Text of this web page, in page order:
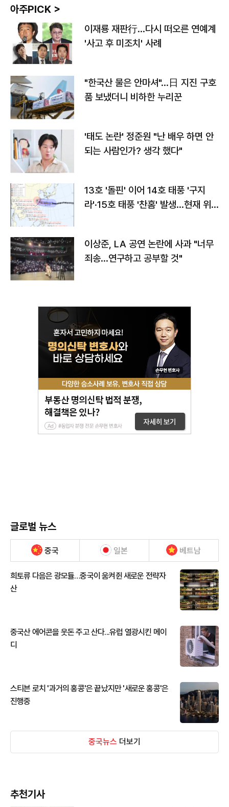
아주PICK >
이재룡 재판行…다시 떠오른 연예계
'사고 후 미조치' 사례
"한국산 물은 안마셔"…日 지진 구호
품 보냈더니 비하한 누리꾼
'태도 논란' 정준원 "난 배우 하면 안
되는 사람인가? 생각 했다"
13호 '돌핀' 이어 14호 태풍 '구지
라'·15호 태풍 '찬홈' 발생…현재 위
이상준, LA 공연 논란에 사과 "너무
죄송…연구하고 공부할 것"
글로벌 뉴스
중국 일본 베트남
희토류 다음은 광모듈…중국이 움켜쥔 새로운 전략자
산
중국산 에어콘을 웃돈 주고 산다...유럽 열광시킨 메이
디
스티븐 로치 '과거의 홍콩'은 끝났지만 '새로운 홍콩'은
진행중
중국뉴스 더보기
추천기사